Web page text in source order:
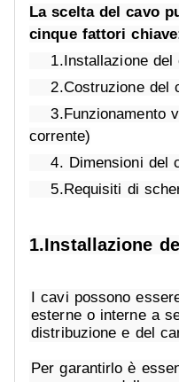
La scelta del cavo
cinque fattori
1.Installazione del
2.Costruzione del
3.Funzionamento
corrente)
4. Dimensioni del
5.Requisiti di
1.Installazione
I cavi possono
esterne o interne a
distribuzione e del
Per garantirlo è